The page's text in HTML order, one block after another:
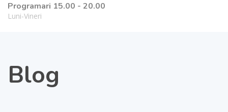
Programari 15.00 - 20.00
Luni-Vineri
Blog